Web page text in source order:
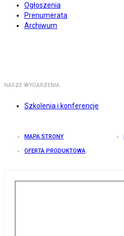
Ogłoszenia
Prenumerata
Archiwum
NASZE WYDARZENIA
Szkolenia i konferencje
MAPA STRONY
OFERTA PRODUKTOWA